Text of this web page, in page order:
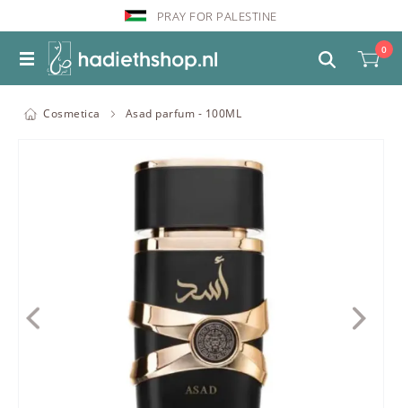
PRAY FOR PALESTINE
0
Cosmetica Asad parfum - 100ML